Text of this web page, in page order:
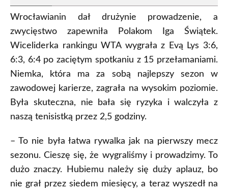
Wrocławianin dał drużynie prowadzenie, a
zwycięstwo zapewniła Polakom Iga Świątek.
Wiceliderka rankingu WTA wygrała z Evą Lys 3:6,
6:3, 6:4 po zaciętym spotkaniu z 15 przełamaniami.
Niemka, która ma za sobą najlepszy sezon w
zawodowej karierze, zagrała na wysokim poziomie.
Była skuteczna, nie bała się ryzyka i walczyła z
naszą tenisistką przez 2,5 godziny.
– To nie była łatwa rywalka jak na pierwszy mecz
sezonu. Cieszę się, że wygraliśmy i prowadzimy. To
dużo znaczy. Hubiemu należy się duży aplauz, bo
nie grał przez siedem miesięcy, a teraz wyszedł na